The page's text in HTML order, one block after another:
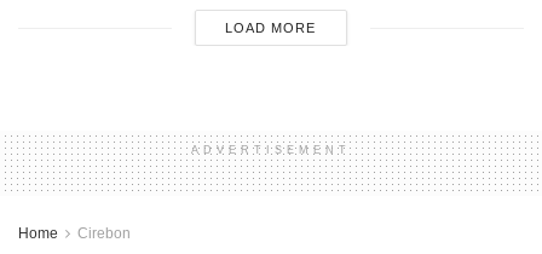
LOAD MORE
ADVERTISEMENT
Home Cirebon